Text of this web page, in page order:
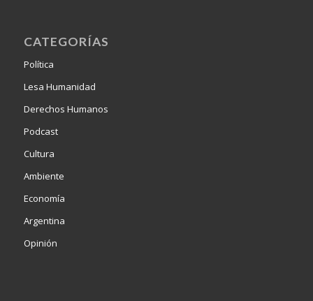
CATEGORÍAS
Política
Lesa Humanidad
Derechos Humanos
Podcast
Cultura
Ambiente
Economía
Argentina
Opinión